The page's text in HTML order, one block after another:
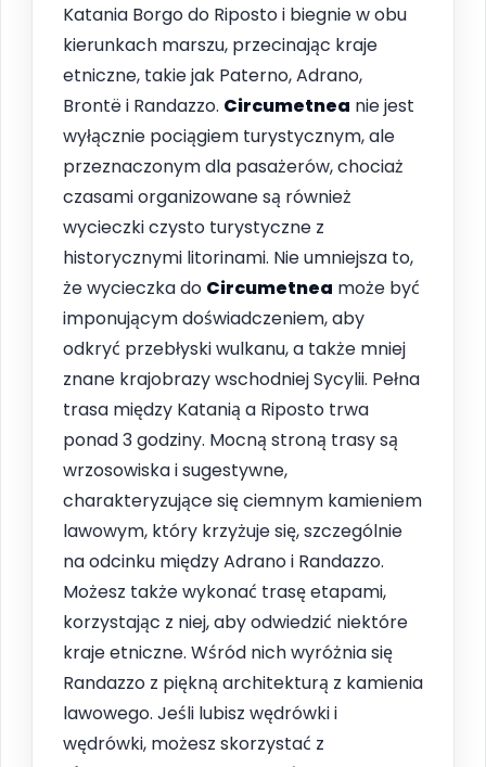
Katania Borgo do Riposto i biegnie w obu
kierunkach marszu, przecinając kraje
etniczne, takie jak Paterno, Adrano,
Brontë i Randazzo. Circumetnea nie jest
wyłącznie pociągiem turystycznym, ale
przeznaczonym dla pasażerów, chociaż
czasami organizowane są również
wycieczki czysto turystyczne z
historycznymi litorinami. Nie umniejsza to,
że wycieczka do Circumetnea może być
imponującym doświadczeniem, aby
odkryć przebłyski wulkanu, a także mniej
znane krajobrazy wschodniej Sycylii. Pełna
trasa między Katanią a Riposto trwa
ponad 3 godziny. Mocną stroną trasy są
wrzosowiska i sugestywne,
charakteryzujące się ciemnym kamieniem
lawowym, który krzyżuje się, szczególnie
na odcinku między Adrano i Randazzo.
Możesz także wykonać trasę etapami,
korzystając z niej, aby odwiedzić niektóre
kraje etniczne. Wśród nich wyróżnia się
Randazzo z piękną architekturą z kamienia
lawowego. Jeśli lubisz wędrówki i
wędrówki, możesz skorzystać z